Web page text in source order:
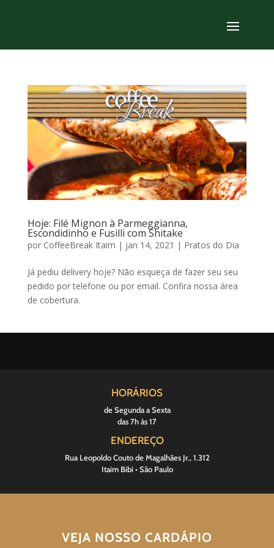
Hoje: Filé Mignon à Parmeggianna,
Escondidinho e Fusilli com Shitake
por CoffeeBreak Itaim | jan 14, 2021 | Pratos do Dia
Já pediu delivery hoje? Não esqueça de fazer seu seu
pedido por telefone ou por email. Confira nossa área
de cobertura.
HORÁRIOS
de Segunda a Sexta
das 7h às 17
ENDEREÇO
Rua Leopoldo Couto de Magalhães Jr., 1.312
Itaim Bibi • São Paulo
VEJA NOSSO CARDÁPIO